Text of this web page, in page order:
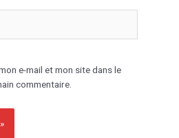
e-mail et mon site dans le
commentaire.